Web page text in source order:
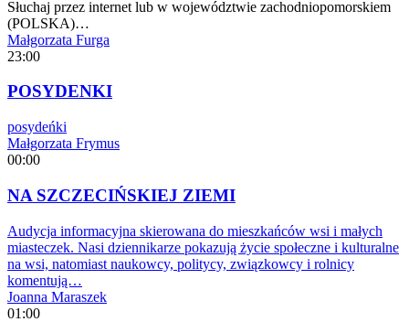
Słuchaj przez internet lub w województwie zachodniopomorskiem
(POLSKA)…
Małgorzata Furga
23:00
POSYDENKI
posydeńki
Małgorzata Frymus
00:00
NA SZCZECIŃSKIEJ ZIEMI
Audycja informacyjna skierowana do mieszkańców wsi i małych
miasteczek. Nasi dziennikarze pokazują życie społeczne i kulturalne
na wsi, natomiast naukowcy, politycy, związkowcy i rolnicy
komentują…
Joanna Maraszek
01:00